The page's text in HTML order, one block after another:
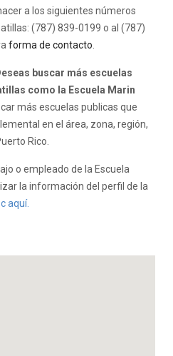
a los siguientes números
(787) 839-0199 o al (787)
forma de contacto
buscar más escuelas
como la Escuela Marin
más escuelas publicas que
en el área, zona, región,
Rico.
o empleado de la Escuela
la información del perfil de la
aquí.